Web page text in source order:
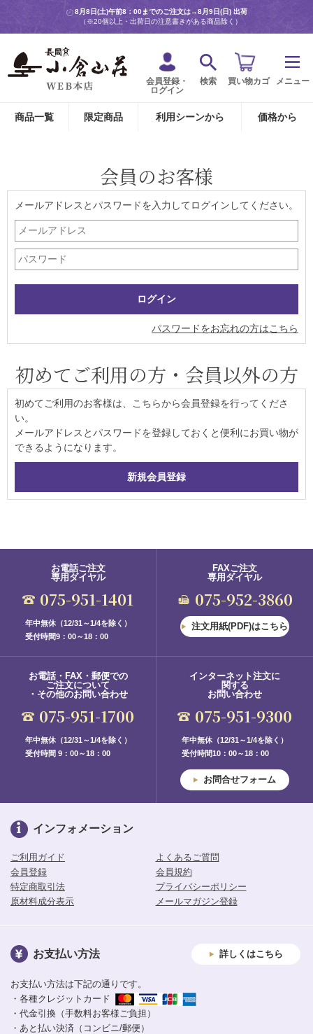
8月8日(土)午前8：00までのご注文は→8月9日(日) 出荷
（※20個以上・出荷日の注意書きがある商品除く）
会員登録・
ログイン
検索 買い物カゴ メニュー
商品一覧 限定商品 利用シーンから 価格から
会員のお客様
メールアドレスとパスワードを入力してログインしてください。
パスワードをお忘れの方はこちら
初めてご利用の方・会員以外の方
初めてご利用のお客様は、こちらから会員登録を行ってくださ
い。
メールアドレスとパスワードを登録しておくと便利にお買い物が
できるようになります。
お電話ご注文
専用ダイヤル
075-951-1401
年中無休（12/31～1/4を除く）
受付時間9：00～18：00
FAXご注文
専用ダイヤル
075-952-3860
注文用紙(PDF)はこちら
お電話・FAX・郵便での
ご注文について
・その他のお問い合わせ
075-951-1700
年中無休（12/31～1/4を除く）
受付時間 9：00～18：00
インターネット注文に
関する
お問い合わせ
075-951-9300
年中無休（12/31～1/4を除く）
受付時間10：00～18：00
お問合せフォーム
インフォメーション
ご利用ガイド
よくあるご質問
会員登録
会員規約
特定商取引法
プライバシーポリシー
原材料成分表示
メールマガジン登録
お支払い方法 詳しくはこちら
お支払い方法は下記の通りです。
・各種クレジットカード
・代金引換（手数料お客様ご負担）
・あと払い決済（コンビニ/郵便）